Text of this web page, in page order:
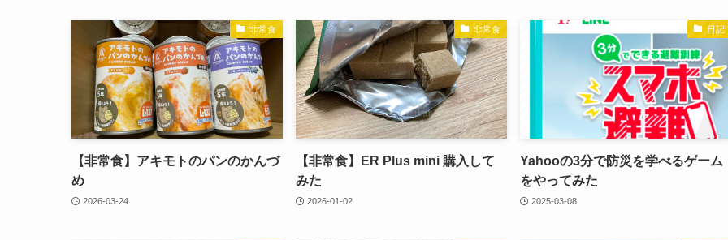
非常食
【非常食】アキモトのパンのかんづ
め
2026-03-24
非常食
【非常食】ER Plus mini 購入して
みた
2026-01-02
日記
Yahooの3分で防災を学べるゲーム
をやってみた
2025-03-08